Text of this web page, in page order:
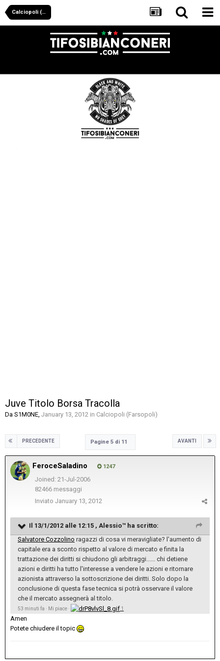
Calciopoli (Farsopoli)
Juve Titolo Borsa Tracolla
Da S1M0NE, January 13, 2012 in Calciopoli (Farsopoli)
PRECEDENTE AVANTI
Pagine 5 di 11
FeroceSaladino 1247
Joined: 21-Jul-2006
82466 messaggi
Inviato January 13, 2012
Il 13/1/2012 alle 12:15 , Alessio™ ha scritto:
Salvatore Cozzolino ragazzi di cosa vi meravigliate? l'aumento di
capitale era a sconto rispetto al valore di mercato e finita la
trattazione dei diritti si chiudono gli arbitraggi...... chi detiene
azioni e diritti ha tutto l'interesse a vendere le azioni e ritornare
azionista attraverso la sottoscrizione dei diritti. Solo dopo la
conclusione di questa fase tecnica si potrà osservare il valore
che il mercato assegnerà al titolo.
53 minuti fa · Mi piace · 1
Amen
Potete chiudere il topic